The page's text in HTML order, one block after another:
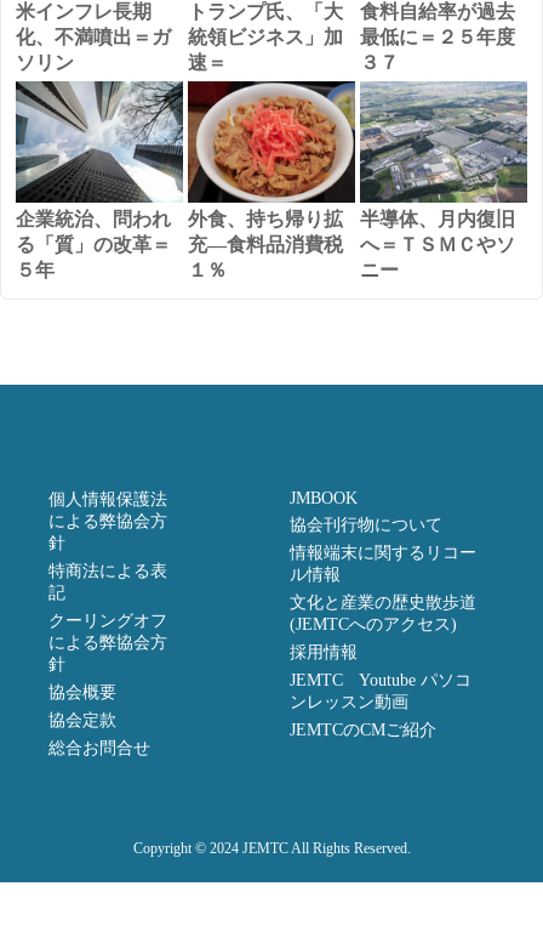
米インフレ長期
化、不満噴出＝ガ
ソリン
トランプ氏、「大
統領ビジネス」加
速＝
食料自給率が過去
最低に＝２５年度
３７
企業統治、問われ
る「質」の改革＝
５年
外食、持ち帰り拡
充―食料品消費税
１％
半導体、月内復旧
へ＝ＴＳＭＣやソ
ニー
個人情報保護法
による弊協会方
針
特商法による表
記
クーリングオフ
による弊協会方
針
協会概要
協会定款
総合お問合せ
JMBOOK
協会刊行物について
情報端末に関するリコー
ル情報
文化と産業の歴史散歩道
(JEMTCへのアクセス)
採用情報
JEMTC Youtube パソコ
ンレッスン動画
JEMTCのCMご紹介
Copyright © 2024 JEMTC All Rights Reserved.